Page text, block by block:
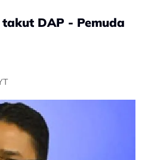
DAP - Pemuda